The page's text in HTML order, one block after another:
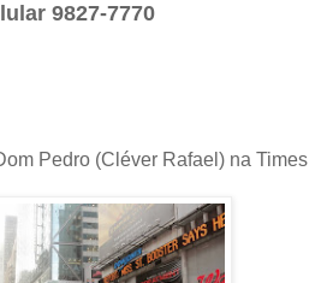
9827-7770
Pedro (Cléver Rafael) na Times